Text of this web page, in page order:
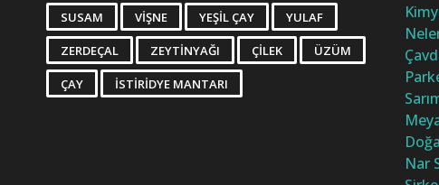
SUSAM VIŞNE YEŞIL ÇAY YULAF
ZERDEÇAL ZEYTINYAĞI ÇILEK ÜZÜM
ÇAY İSTIRIDYE MANTARI
Nar